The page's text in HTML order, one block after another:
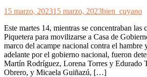
15 marzo, 202315 marzo, 2023bien_cuyano
Este martes 14, mientras se concentraban las
Piquetera para movilizarse a Casa de
marco del acampe nacional contra el hambre
adelante por el gobierno nacional, fueron
Martín Rodríguez, Lorena Torres y Edurado
Obrero, y Micaela Guiñazú, […]